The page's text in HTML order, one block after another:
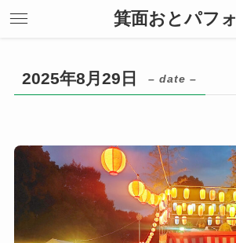
箕面おとパフォ
2025年8月29日 – date –